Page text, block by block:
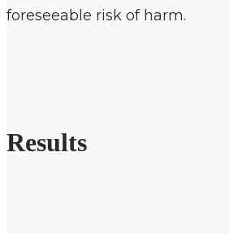
foreseeable risk of harm.
Results